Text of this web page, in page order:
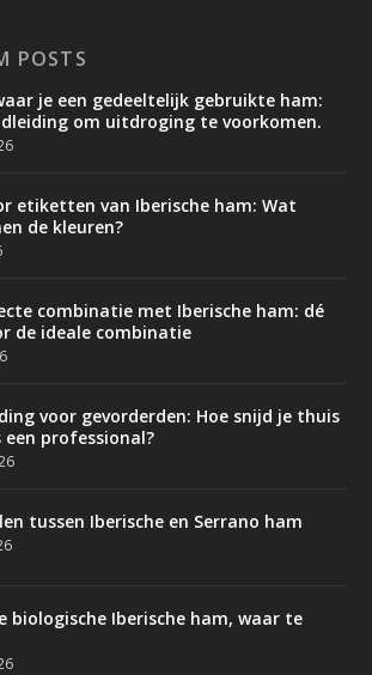
POSTS
je een gedeeltelijk gebruikte ham:
om uitdroging te voorkomen.
etiketten van Iberische ham: Wat
de kleuren?
combinatie met Iberische ham: dé
de ideale combinatie
voor gevorderden: Hoe snijd je thuis
een professional?
tussen Iberische en Serrano ham
biologische Iberische ham, waar te